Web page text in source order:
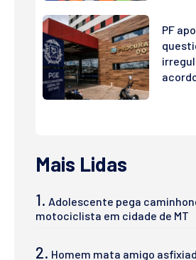
PF
Mais Lidas
1. Adolescente pega
motociclista em cidade de MT
2. Homem mata amigo